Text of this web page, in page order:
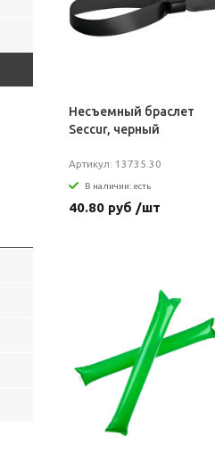
Несъемный браслет
Seccur, черный
Артикул: 13735.30
В наличии: есть
40.80 руб /шт